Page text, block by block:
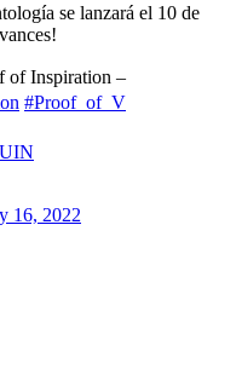
se lanzará el 10 de
of Inspiration –
#Proof_of_V
16, 2022